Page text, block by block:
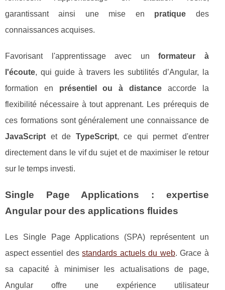
garantissant ainsi une mise en pratique des
connaissances acquises.
Favorisant l'apprentissage avec unformateur à
l'écoute, qui guide à travers les subtilités d’Angular, la
formation en présentiel ou à distance accorde la
flexibilité nécessaire à tout apprenant. Les prérequis de
ces formations sont généralement une connaissance de
JavaScript et de TypeScript, ce qui permet d'entrer
directement dans le vif du sujet et de maximiser le retour
sur le temps investi.
Single Page Applications : expertise
Angular pour des applications fluides
Les Single Page Applications (SPA) représentent un
aspect essentiel desstandards actuels du web. Grace à
sa capacité à minimiser les actualisations de page,
Angular offre une expérience utilisateur